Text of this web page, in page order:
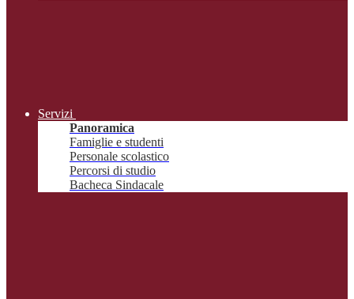
Servizi
Panoramica
Famiglie e studenti
Personale scolastico
Percorsi di studio
Bacheca Sindacale